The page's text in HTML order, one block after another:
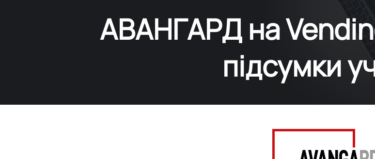
АВАНГАРД на
підсумки